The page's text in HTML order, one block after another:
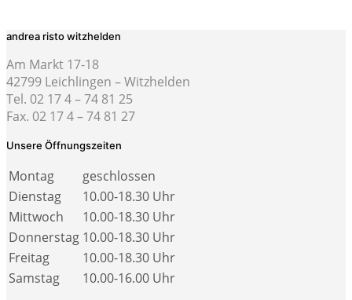
andrea risto witzhelden
Am Markt 17-18
42799 Leichlingen – Witzhelden
Tel. 02 17 4 – 74 81 25
Fax. 02 17 4 – 74 81 27
Unsere Öffnungszeiten
Montag
geschlossen
Dienstag
10.00-18.30 Uhr
Mittwoch
10.00-18.30 Uhr
Donnerstag 10.00-18.30 Uhr
Freitag
10.00-18.30 Uhr
Samstag
10.00-16.00 Uhr